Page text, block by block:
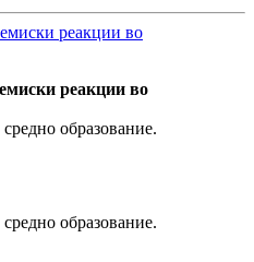
реакции во
образование.
образование.